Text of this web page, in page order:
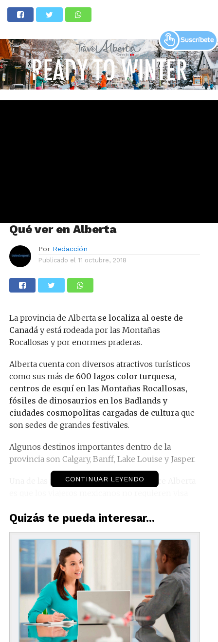
Qué ver en Alberta
Por Redacción
Publicado el 11 octubre, 2018
La provincia de Alberta se localiza al oeste de
Canadá y está rodeada por las Montañas
Rocallosas y por enormes praderas.
Alberta cuenta con diversos atractivos turísticos
como sus más de 600 lagos color turquesa,
centros de esquí en las Montañas Rocallosas,
fósiles de dinosaurios en los Badlands y
ciudades cosmopolitas cargadas de cultura que
son sedes de grandes festivales.
Algunos destinos importantes dentro de la
provincia son Calgary, Banff, Lake Louise y Jasper.
Una de las principales ventajas que ofrece Alberta
Además de que cuenta con excelente conectividad
a través de los aeropuertos internacionales de
Calgary y Edmonton que conectan con México.
CONTINUAR LEYENDO
Quizás te pueda interesar...